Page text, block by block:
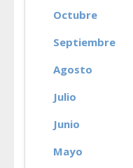
Octubre
Septiembre
Agosto
Julio
Junio
Mayo